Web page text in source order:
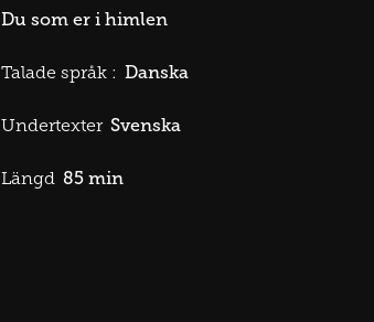
Du som er i himlen
Talade språk : Danska
Undertexter Svenska
Längd 85 min